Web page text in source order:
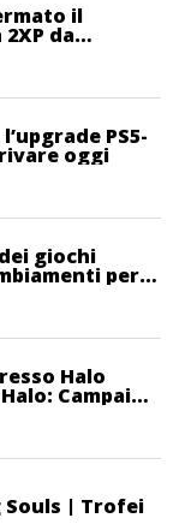
il
da
PS5-
oggi
giochi
per
Halo
Campaign
Souls | Trofei